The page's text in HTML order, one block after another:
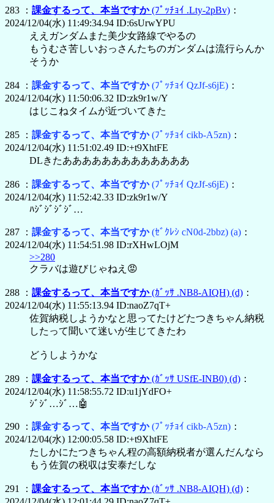
283 ： 課金するって、本当ですか(ﾌﾟｯﾁｮｲ .Lty-2pBv) ：
2024/12/04(水) 11:49:34.94 ID:6sUrwYPU
ええガンダムまた美少女路線でやるの
もうむさ苦しいおっさんたちのガンダムは流行らんか
そうか
284 ： 課金するって、本当ですか(ﾌﾟｯﾁｮｲ QzJf-s6jE) ：
2024/12/04(水) 11:50:06.32 ID:zk9r1w/Y
はじこねタイムが近づいてきた
285 ： 課金するって、本当ですか(ﾌﾟｯﾁｮｲ cikb-A5zn) ：
2024/12/04(水) 11:51:02.49 ID:+t9XhtFE
DLきたあああああああああああああ
286 ： 課金するって、本当ですか(ﾌﾟｯﾁｮｲ QzJf-s6jE) ：
2024/12/04(水) 11:52:42.33 ID:zk9r1w/Y
ﾊｼﾞｼﾞｼﾞｼﾞ…
287 ： 課金するって、本当ですか(ｾﾞｸﾚｼ cN0d-2bbz) (a) ：
2024/12/04(水) 11:54:51.98 ID:rXHwLOjM
>>280
クラバは遊びじゃねえ😡
288 ： 課金するって、本当ですか(ｶﾞｯｻ .NB8-AIQH) (d) ：
2024/12/04(水) 11:55:13.94 ID:naoZ7qT+
佐賀納税しようかなと思ってたけどたつきちゃん納税
したって聞いて迷いが生じてきたわ
どうしようかな
289 ： 課金するって、本当ですか(ｶﾞｯｻ USfE-INB0) (d) ：
2024/12/04(水) 11:58:55.72 ID:u1jYdFO+
ｼﾞｼﾞ…ｼﾞ…🤖
290 ： 課金するって、本当ですか(ﾌﾟｯﾁｮｲ cikb-A5zn) ：
2024/12/04(水) 12:00:05.58 ID:+t9XhtFE
たしかにたつきちゃん程の高額納税者が選んだんなら
もう佐賀の税収は安泰だしな
291 ： 課金するって、本当ですか(ｶﾞｯｻ .NB8-AIQH) (d) ：